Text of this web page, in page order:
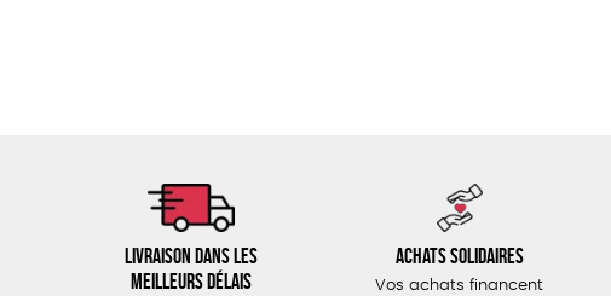
Livraison dans les
meilleurs délais
Achats solidaires
Vos achats financent